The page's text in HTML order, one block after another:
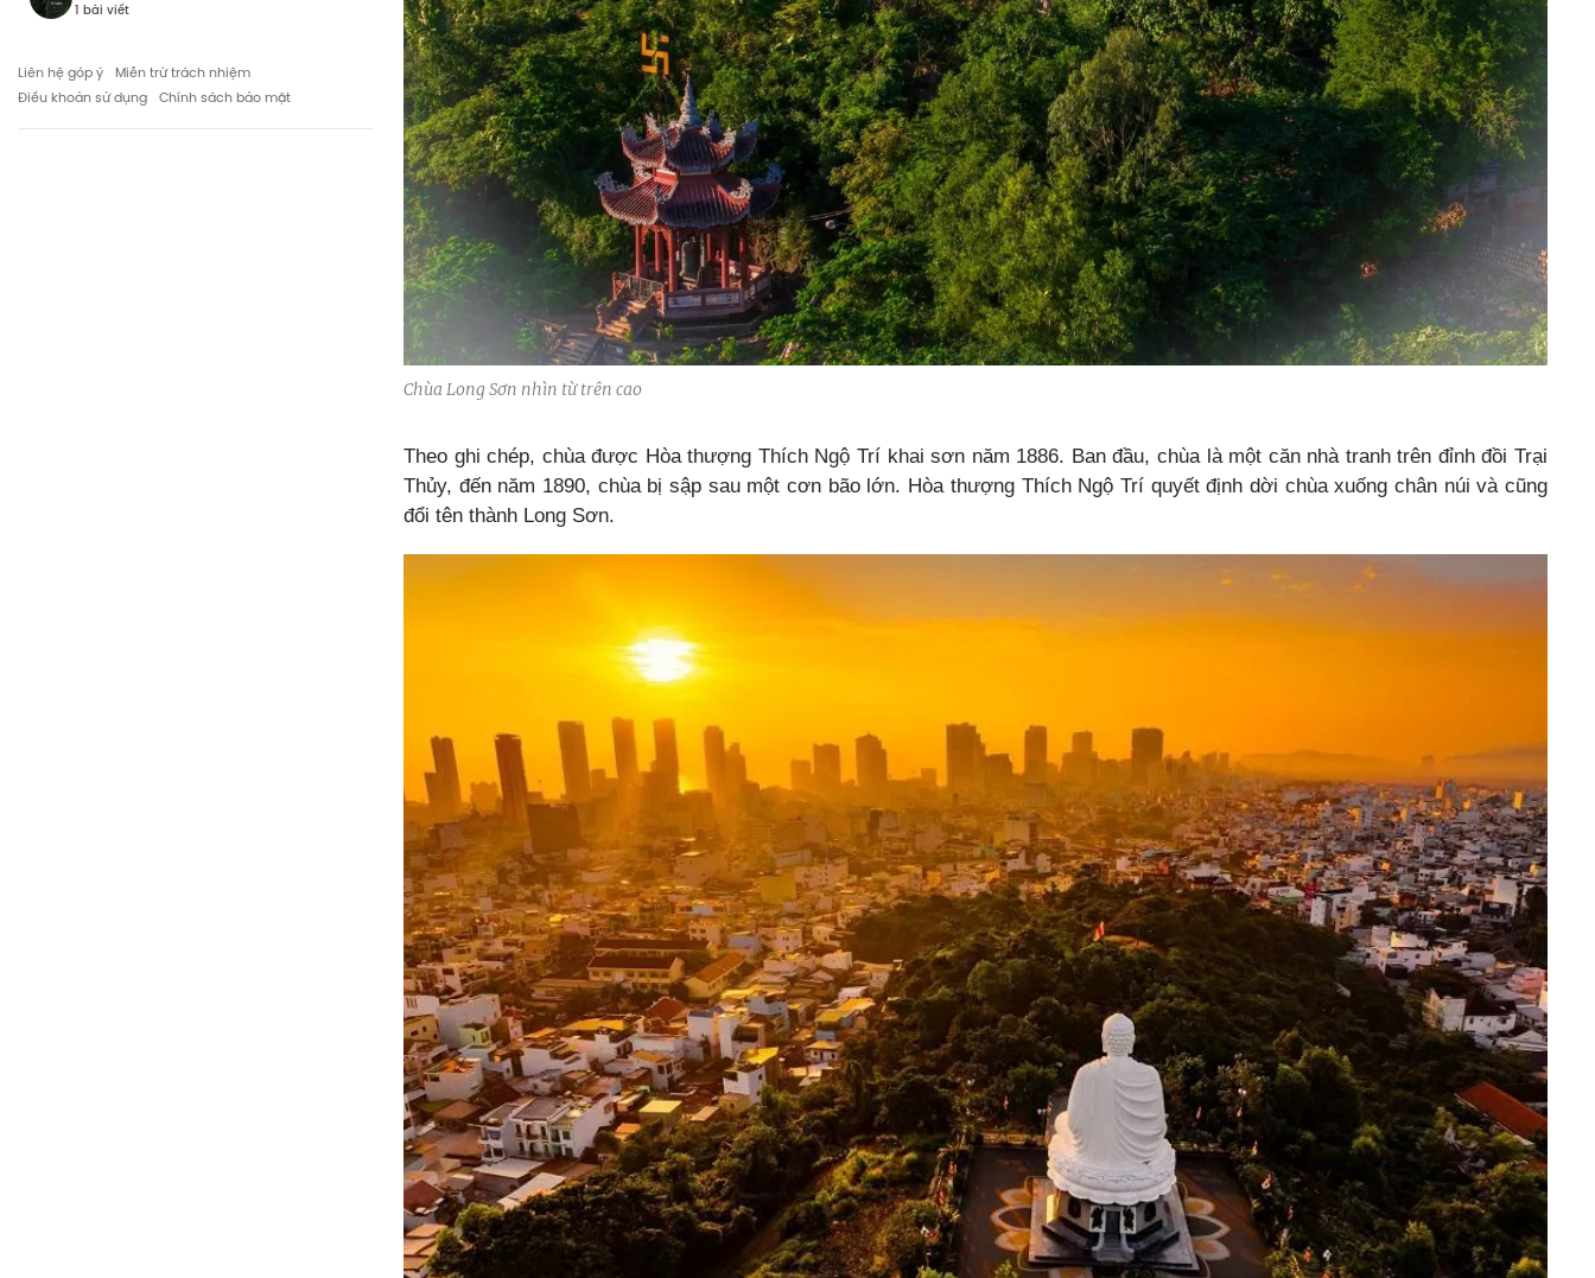
1 bài viết
Liên hệ góp ý
Miễn trừ trách nhiệm
Điều khoản sử dụng
Chính sách bảo mật
Chùa Long Sơn nhìn từ trên cao
Theo ghi chép, chùa được Hòa thượng Thích Ngộ Trí khai sơn năm 1886. Ban đầu, chùa là một căn nhà tranh trên đỉnh đồi Trại
Thủy, đến năm 1890, chùa bị sập sau một cơn bão lớn. Hòa thượng Thích Ngộ Trí quyết định dời chùa xuống chân núi và cũng
đổi tên thành Long Sơn.